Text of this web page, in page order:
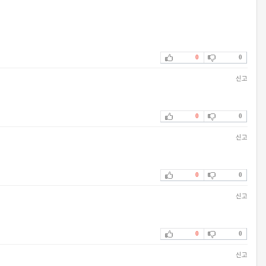
0 0
신고
0 0
신고
0 0
신고
0 0
신고